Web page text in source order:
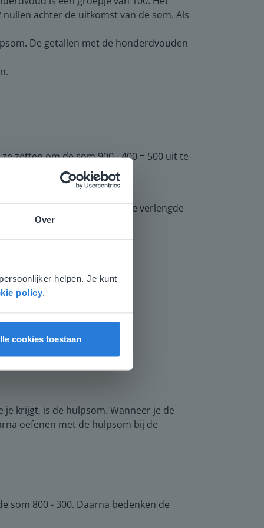
Over
helpen. Je kunt
policy.
cookies toestaan
achter de uitkomst van de som. Als
De getallen met de honderdvouden
zetten om de som 900 - 400 = 500 uit te
verwerking. Leerlingen die de verlengde
krijgt, is de hulpsom. Wanneer je de
oefenen met de hulpsom bij de
som 800 - 300. Daarna bedenken de